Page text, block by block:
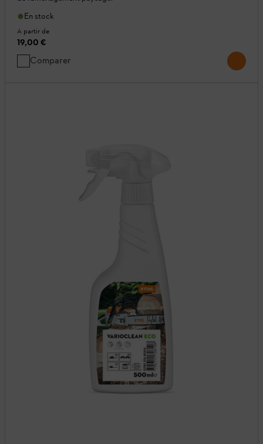
En stock
A partir de
19,00 €
Comparer